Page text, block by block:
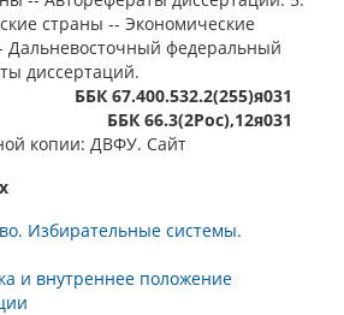
страны -- Экономические
Дальневосточный федеральный
диссертаций.
ББК 67.400.532.2(255)я031
ББК 66.3(2Рос),12я031
копии: ДВФУ. Сайт
Избирательные системы.
и внутреннее положение